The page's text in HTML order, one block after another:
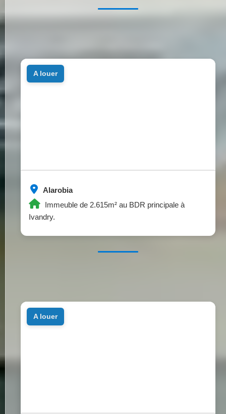
Alarobia
Immeuble de 2.615m² au BDR principale à
Ivandry.
a louer
a louer